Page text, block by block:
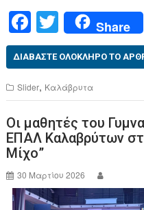
F
a
c
e
b
o
o
k
T
wi
tt
er
Share
ΔΙΑΒΆΣΤΕ ΟΛΌΚΛΗΡΟ ΤΟ
Slider, Καλάβρυτα
Οι μαθητές του
ΕΠΑΛ Καλαβρύτων
Μίχο”
30 Μαρτίου 2026